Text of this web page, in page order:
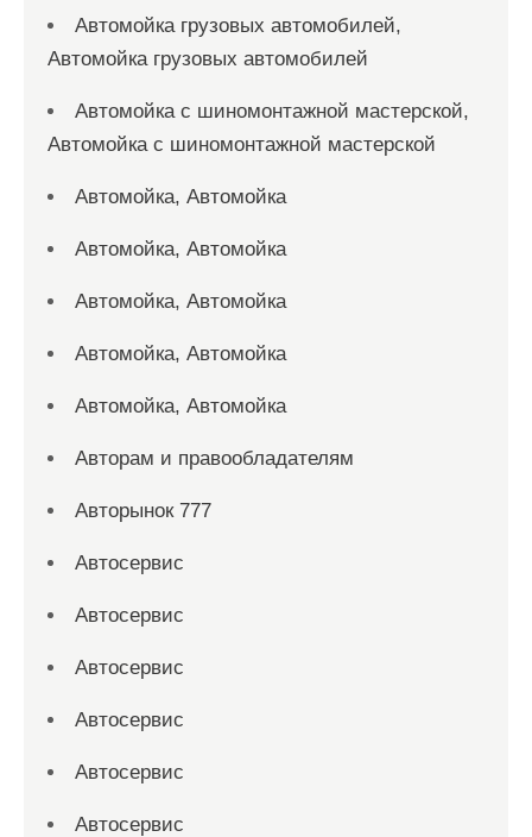
Автомойка грузовых автомобилей,
Автомойка грузовых автомобилей
Автомойка с шиномонтажной мастерской,
Автомойка с шиномонтажной мастерской
Автомойка, Автомойка
Автомойка, Автомойка
Автомойка, Автомойка
Автомойка, Автомойка
Автомойка, Автомойка
Авторам и правообладателям
Авторынок 777
Автосервис
Автосервис
Автосервис
Автосервис
Автосервис
Автосервис